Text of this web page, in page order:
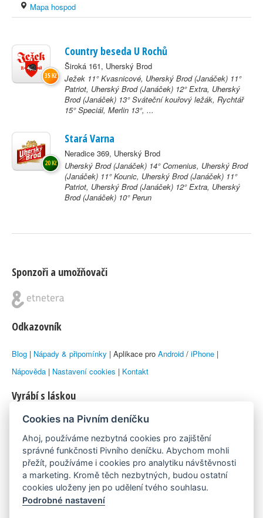
Mapa hospod
Country beseda U Rochů
Široká 161, Uherský Brod
Ježek 11° Kvasnicové, Uherský Brod (Janáček) 11°
Patriot, Uherský Brod (Janáček) 12° Extra, Uherský
Brod (Janáček) 13° Sváteční kouřový ležák, Rychtář
15° Speciál, Merlin 13°, ...
35 Kč
Stará Varna
Neradice 369, Uherský Brod
Uherský Brod (Janáček) 14° Comenius, Uherský Brod
(Janáček) 11° Kounic, Uherský Brod (Janáček) 11°
Patriot, Uherský Brod (Janáček) 12° Extra, Uherský
Brod (Janáček) 10° Perun
20 Kč
Sponzoři a umožňovači
Odkazovník
Blog | Nápady & připomínky | Aplikace pro Android / iPhone |
Nápověda | Nastavení cookies | Kontakt
Vyrábí s láskou
© 2010–2026 byLukáš Zemanaka Emka
Máme rádi
Pivní.info
Poznámka pod čarou
Cookies na Pivním deníčku
Ahoj, používáme nezbytná cookies pro zajištění
správné funkčnosti Pivního deníčku. Abychom mohli
přežít, používáme i cookies pro analytiku návštěvnosti
a marketing. Kromě těch nezbytných, budou ostatní
cookies uloženy jen po udělení tvého souhlasu.
Podrobné nastavení